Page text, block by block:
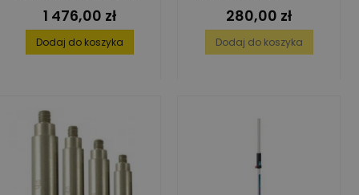
Cena
1 476,00 zł
Dodaj do koszyka
Cena
280,00 zł
Dodaj do koszyka